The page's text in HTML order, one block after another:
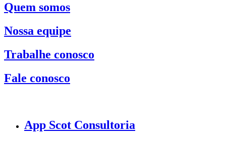
Quem somos
Nossa equipe
Trabalhe conosco
Fale conosco
App Scot Consultoria